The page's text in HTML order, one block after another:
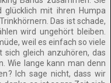
mit ihren Humpa
Das ist schade,
wird ungehört bleiben.
weil es einfach so viele
sich gleich anzuhören, das
Wie lange kann man denn
Ich sage nicht, dass wir